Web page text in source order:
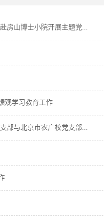
房山博士小院开展主题党...
观学习教育工作
部与北京市农广校党支部...